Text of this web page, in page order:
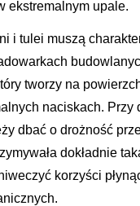
ekstremalnym upale.
i tulei muszą
tworzy na
naciskach. Przy
dbać o drożność
dokładnie
korzyści